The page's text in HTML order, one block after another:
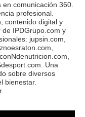
en comunicación 360.
profesional.
contenido digital y
IPDGrupo.com y
jupsin.com,
Una
sobre diversos
bienestar.